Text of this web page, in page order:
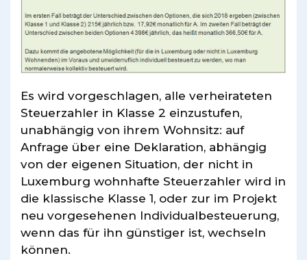
Es wird vorgeschlagen, alle verheirateten
Steuerzahler in Klasse 2 einzustufen,
unabhängig von ihrem Wohnsitz: auf
Anfrage über eine Deklaration, abhängig
von der eigenen Situation, der nicht in
Luxemburg wohnhafte Steuerzahler wird in
die klassische Klasse 1, oder zur im Projekt
neu vorgesehenen Individualbesteuerung,
wenn das für ihn günstiger ist, wechseln
können.